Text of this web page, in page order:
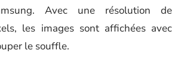
Avec une résolution de
les images sont affichées avec
le souffle.